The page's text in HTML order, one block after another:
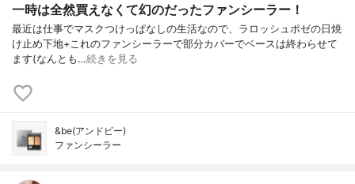
一時は全然買えなくて幻のだったファンシーラー！
最近は仕事でマスクつけっぱなしの生活なので、ラロッシュポゼの日焼
け止め下地+これのファンシーラーで部分カバーでベースは終わらせて
ます(なんとも…続きを見る
&be(アンドビー)
ファンシーラー